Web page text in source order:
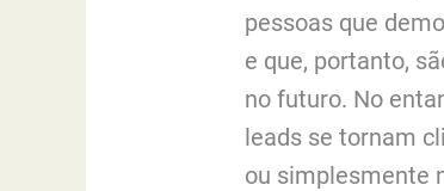
pessoas que
e que, portanto,
no futuro. No
leads se tornam
ou simplesmente